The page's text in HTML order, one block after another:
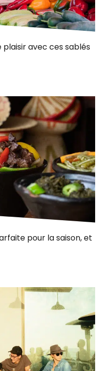
avec ces sablés
pour la saison, et